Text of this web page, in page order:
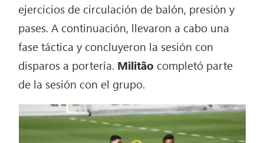
ejercicios de circulación de balón, presión y
pases. A continuación, llevaron a cabo una
fase táctica y concluyeron la sesión con
disparos a portería. Militão completó parte
de la sesión con el grupo.